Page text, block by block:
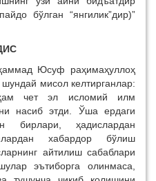
бўлган “янгилик”дир)”
Юсуф раҳимаҳуллоҳ
мисол келтирганлар:
чет эл исломий илм
насиб этди. Ўша ердаги
бирлари, ҳадислардан
хабардор бўлиш
айтилиш сабаблари
эътиборга олинмаса,